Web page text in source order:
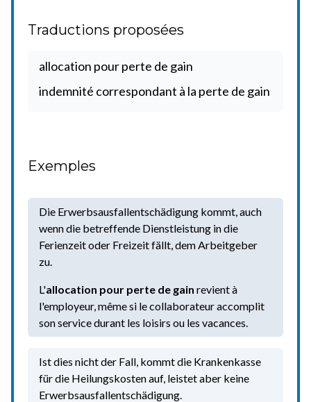
Traductions proposées
allocation pour perte de gain
indemnité correspondant à la perte de gain
Exemples
Die Erwerbsausfallentschädigung kommt, auch
wenn die betreffende Dienstleistung in die
Ferienzeit oder Freizeit fällt, dem Arbeitgeber
zu.
L'allocation pour perte de gain revient à
l'employeur, même si le collaborateur accomplit
son service durant les loisirs ou les vacances.
Ist dies nicht der Fall, kommt die Krankenkasse
für die Heilungskosten auf, leistet aber keine
Erwerbsausfallentschädigung.